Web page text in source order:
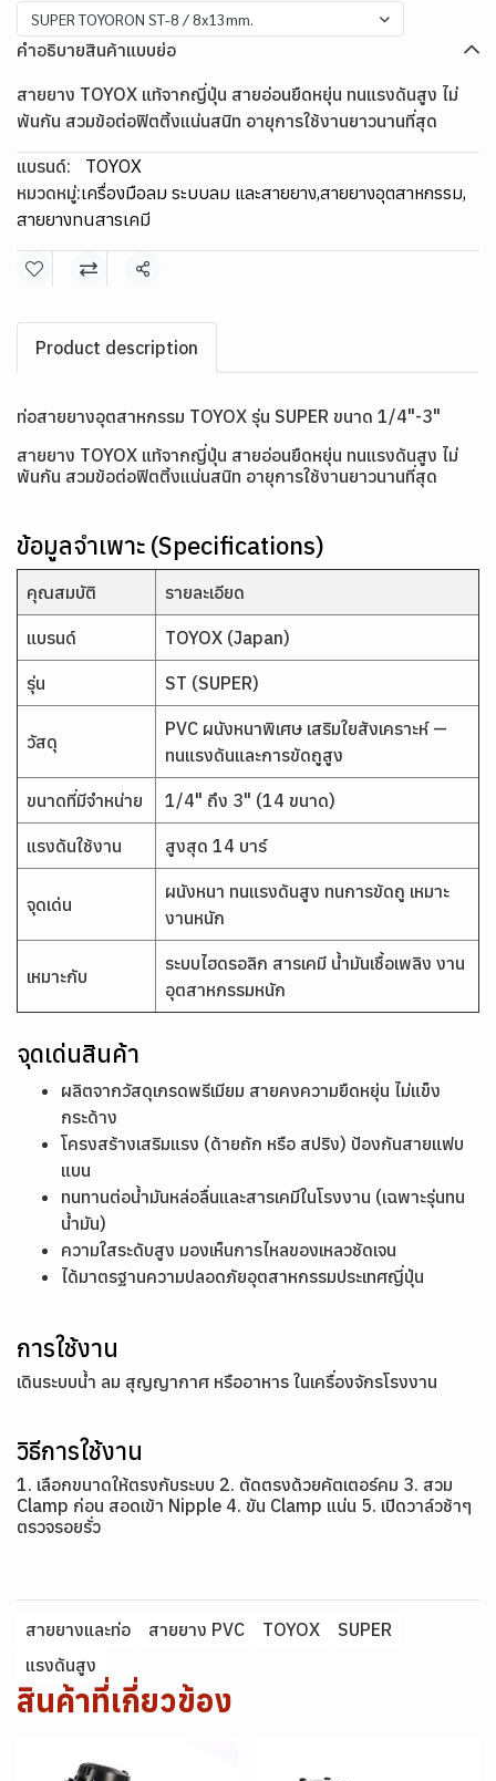
SUPER TOYORON ST-8 / 8x13mm.
คำอธิบายสินค้าแบบย่อ
สายยาง TOYOX แท้จากญี่ปุ่น สายอ่อนยืดหยุ่น ทนแรงดันสูง ไม่
พันกัน สวมข้อต่อฟิตติ้งแน่นสนิท อายุการใช้งานยาวนานที่สุด
แบรนด์:
TOYOX
หมวดหมู่:เครื่องมือลม ระบบลม และสายยาง,สายยางอุตสาหกรรม,
สายยางทนสารเคมี
แชร์
Product description
ท่อสายยางอุตสาหกรรม TOYOX รุ่น SUPER ขนาด 1/4"-3"
สายยาง TOYOX แท้จากญี่ปุ่น สายอ่อนยืดหยุ่น ทนแรงดันสูง ไม่
พันกัน สวมข้อต่อฟิตติ้งแน่นสนิท อายุการใช้งานยาวนานที่สุด
ข้อมูลจำเพาะ (Specifications)
คุณสมบัติ รายละเอียด
แบรนด์ TOYOX (Japan)
รุ่น ST (SUPER)
วัสดุ
PVC ผนังหนาพิเศษ เสริมใยสังเคราะห์ —
ทนแรงดันและการขัดถูสูง
ขนาดที่มีจำหน่าย 1/4" ถึง 3" (14 ขนาด)
แรงดันใช้งาน สูงสุด 14 บาร์
จุดเด่น
ผนังหนา ทนแรงดันสูง ทนการขัดถู เหมาะ
งานหนัก
เหมาะกับ
ระบบไฮดรอลิก สารเคมี น้ำมันเชื้อเพลิง งาน
อุตสาหกรรมหนัก
จุดเด่นสินค้า
ผลิตจากวัสดุเกรดพรีเมียม สายคงความยืดหยุ่น ไม่แข็ง
กระด้าง
โครงสร้างเสริมแรง (ด้ายถัก หรือ สปริง) ป้องกันสายแฟบ
แบน
ทนทานต่อน้ำมันหล่อลื่นและสารเคมีในโรงงาน (เฉพาะรุ่นทน
น้ำมัน)
ความใสระดับสูง มองเห็นการไหลของเหลวชัดเจน
ได้มาตรฐานความปลอดภัยอุตสาหกรรมประเทศญี่ปุ่น
การใช้งาน
เดินระบบน้ำ ลม สุญญากาศ หรืออาหาร ในเครื่องจักรโรงงาน
วิธีการใช้งาน
1. เลือกขนาดให้ตรงกับระบบ 2. ตัดตรงด้วยคัตเตอร์คม 3. สวม
Clamp ก่อน สอดเข้า Nipple 4. ขัน Clamp แน่น 5. เปิดวาล์วช้าๆ
ตรวจรอยรั่ว
สายยางและท่อ สายยาง PVC TOYOX
SUPER
แรงดันสูง
สินค้าที่เกี่ยวข้อง